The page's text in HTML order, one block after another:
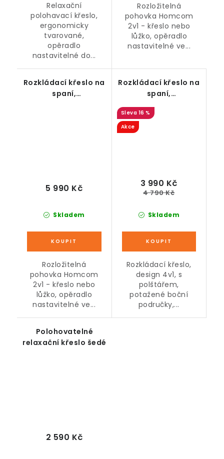
Relaxační
polohavací křeslo,
ergonomicky
tvarované,
opěradlo
nastavitelné do...
Rozložitelná
pohovka Homcom
2v1 - křeslo nebo
lůžko, opěradlo
nastavitelné ve...
Rozkládací křeslo na
spaní,
Skladem
5 990 Kč
Rozložitelná
pohovka Homcom
2v1 - křeslo nebo
lůžko, opěradlo
nastavitelné ve...
Rozkládací křeslo na
spaní,
polohovatelné, šedé
16 %
Akce
Skladem
3 990 Kč
4 790 Kč
Rozkládací křeslo,
design 4v1, s
polštářem,
potažené boční
područky,...
Polohovatelné
relaxační křeslo šedé
2 590 Kč